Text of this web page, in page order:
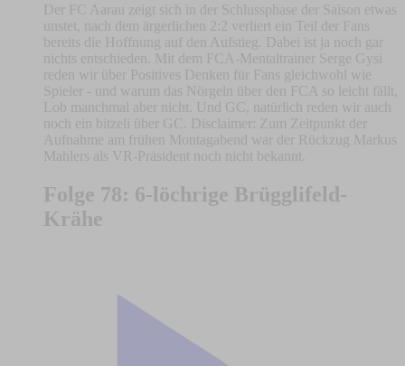
Der FC Aarau zeigt sich in der Schlussphase der Saison etwas
unstet, nach dem ärgerlichen 2:2 verliert ein Teil der Fans
bereits die Hoffnung auf den Aufstieg. Dabei ist ja noch gar
nichts entschieden. Mit dem FCA-Mentaltrainer Serge Gysi
reden wir über Positives Denken für Fans gleichwohl wie
Spieler - und warum das Nörgeln über den FCA so leicht fällt,
Lob manchmal aber nicht. Und GC, natürlich reden wir auch
noch ein bitzeli über GC. Disclaimer: Zum Zeitpunkt der
Aufnahme am frühen Montagabend war der Rückzug Markus
Mahlers als VR-Präsident noch nicht bekannt.
Folge 78: 6-löchrige Brügglifeld-
Krähe